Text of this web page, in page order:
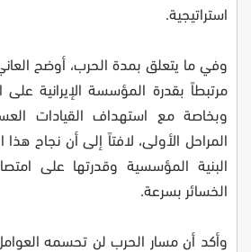
استراتيجية.
وفي ما يتعلق بمدة الحرب، أوضح
مرتبطاً بقدرة المؤسسة الإيرانية
وبخاصة مع استهداف القيادات
المراحل الأولى، لافتاً إلى أن نجاح
البنية المؤسسية وقدرتها على
الخسائر بسرعة.
وأكد أن مسار الحرب لن تحسمه